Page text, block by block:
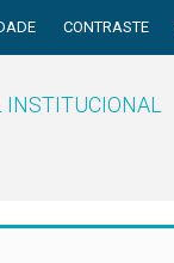
CONTRASTE
INSTITUCIONAL